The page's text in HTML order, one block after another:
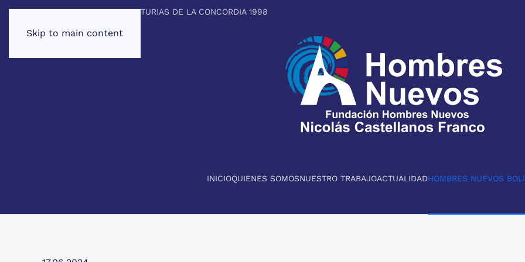
Skip to main content
PREMIO PRINCIPE DE ASTURIAS DE LA CONCORDIA 1998
INICIOQUIENES SOMOSNUESTRO TRABAJOACTUALIDADHOMBRES NUEVOS